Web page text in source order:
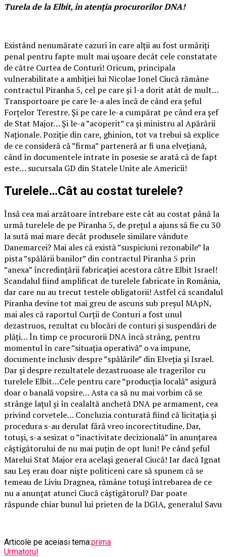
Turela de la Elbit, în atenția procurorilor DNA!
Existând nenumărate cazuri în care alții au fost urmăriți
penal pentru fapte mult mai ușoare decât cele constatate
de către Curtea de Conturi! Oricum, principala
vulnerabilitate a ambiției lui Nicolae Ionel Ciucă rămâne
contractul Piranha 5, cel pe care și l-a dorit atât de mult…
Transportoare pe care le-a ales încă de când era șeful
Forțelor Terestre. Și pe care le-a cumpărat pe când era șef
de Stat Major… Și le-a ”acoperit” ca și ministru al Apărării
Naționale. Poziție din care, ghinion, tot va trebui să explice
de ce consideră că ”firma” parteneră ar fi una elvețiană,
când în documentele intrate în posesie se arată că de fapt
este… sucursala GD din Statele Unite ale Americii!
Turelele…Cât au costat turelele?
Însă cea mai arzătoare întrebare este cât au costat până la
urmă turelele de pe Piranha 5, de prețul a ajuns să fie cu 30
la sută mai mare decât produsele similare vândute
Danemarcei? Mai ales că există ”suspiciuni rezonabile” la
pista ”spălării banilor” din contractul Piranha 5 prin
”anexa” încredințării fabricației acestora către Elbit Israel!
Scandalul fiind amplificat de turelele fabricate în România,
dar care nu au trecut testele obligatorii! Astfel că scandalul
Piranha devine tot mai greu de ascuns sub preșul MApN,
mai ales că raportul Curții de Conturi a fost unul
dezastruos, rezultat cu blocări de conturi și suspendări de
plăți… În timp ce procurorii DNA încă strâng, pentru
momentul în care ”situația operativă” o va impune,
documente inclusiv despre ”spălările” din Elveția și Israel.
Dar și despre rezultatele dezastruoase ale tragerilor cu
turelele Elbit…Cele pentru care ”producția locală” asigură
doar o banală vopsire… Asta ca să nu mai vorbim că se
strânge lațul și în cealaltă anchetă DNA pe armament, cea
privind corvetele… Concluzia conturată fiind că licitația și
procedura s-au derulat fără vreo incorectitudine. Dar,
totuși, s-a sesizat o ”inactivitate decizională” în anunțarea
câștigătorului de nu mai puțin de opt luni! Pe când șeful
Marelui Stat Major era același general Ciucă! Iar dacă Ignat
sau Leș erau doar niște politiceni care să spunem că se
temeau de Liviu Dragnea, rămâne totuși întrebarea de ce
nu a anunțat atunci Ciucă câștigătorul? Dar poate
răspunde chiar bunul lui prieten de la DGIA, generalul Savu
Articole pe aceiasi tema:prima
Urmatorul